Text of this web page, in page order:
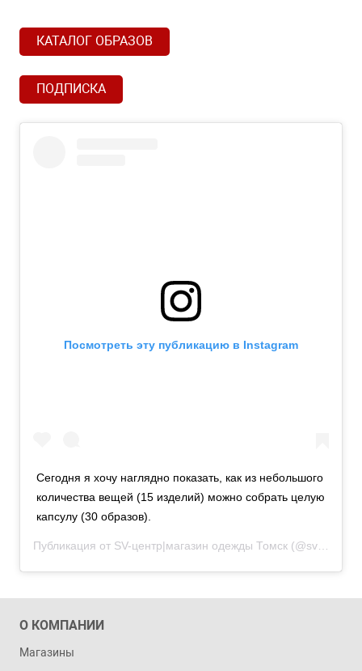
КАТАЛОГ ОБРАЗОВ
ПОДПИСКА
Посмотреть эту публикацию в Instagram
Сегодня я хочу наглядно показать, как из небольшого
количества вещей (15 изделий) можно собрать целую
капсулу (30 образов).
Публикация от SV-центр|магазин одежды Томск (@svcenter_tomsk)
О КОМПАНИИ
Магазины